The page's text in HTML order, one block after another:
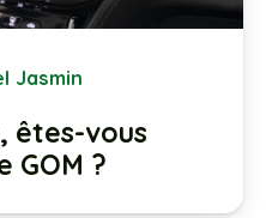
Jasmin
êtes-vous
GOM ?